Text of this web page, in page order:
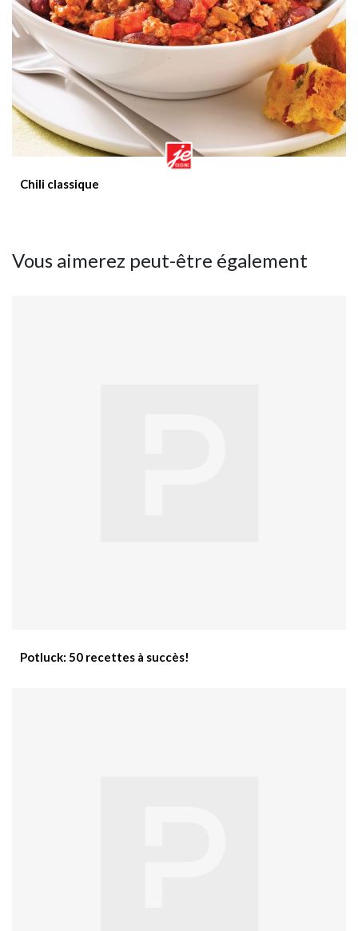
Chili classique
Vous aimerez peut-être également
Potluck: 50 recettes à succès!